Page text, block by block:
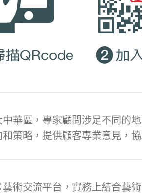
華區，專家顧問涉足不同的
策略，提供顧客專業意見，
藝術交流平台，實務上結合